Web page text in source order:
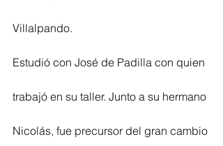
Villalpando.
Estudió con José de Padilla con quien
trabajó en su taller. Junto a su hermano
Nicolás, fue precursor del gran cambio